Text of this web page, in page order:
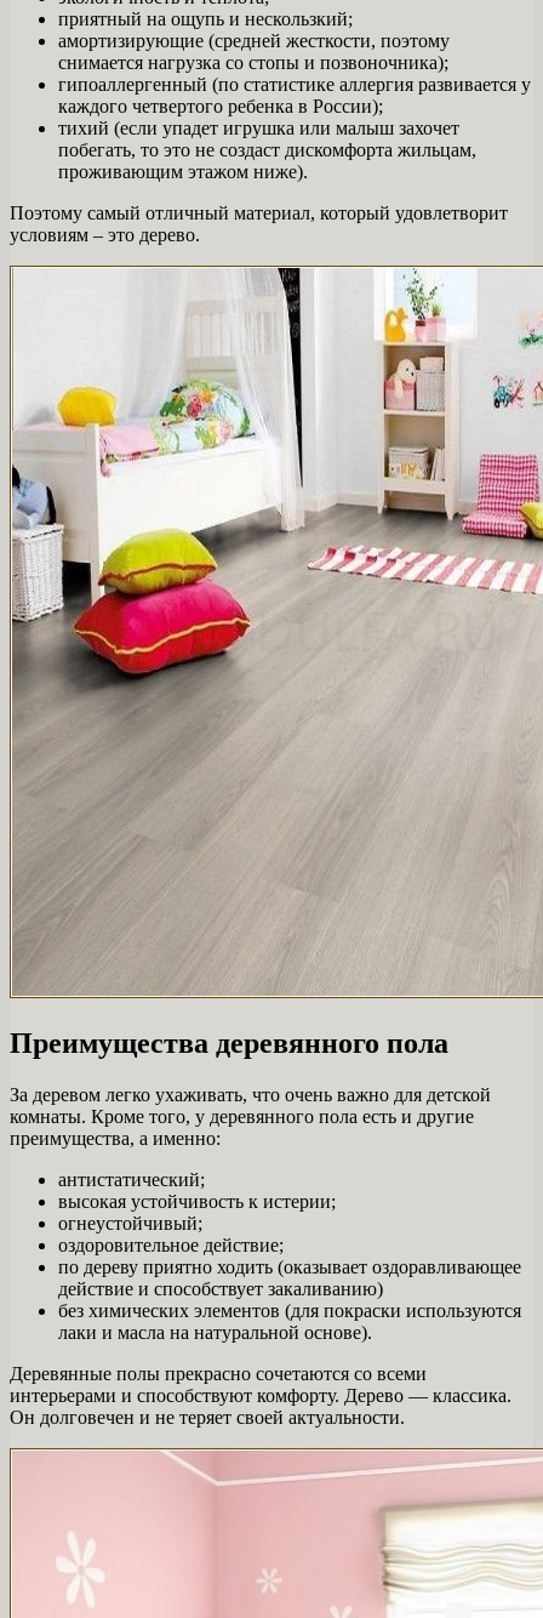
приятный на ощупь и нескользкий;
амортизирующие (средней жесткости, поэтому
снимается нагрузка со стопы и позвоночника);
гипоаллергенный (по статистике аллергия развивается у
каждого четвертого ребенка в России);
тихий (если упадет игрушка или малыш захочет
побегать, то это не создаст дискомфорта жильцам,
проживающим этажом ниже).
Поэтому самый отличный материал, который удовлетворит
условиям – это дерево.
Преимущества деревянного пола
За деревом легко ухаживать, что очень важно для детской
комнаты. Кроме того, у деревянного пола есть и другие
преимущества, а именно:
антистатический;
высокая устойчивость к истерии;
огнеустойчивый;
оздоровительное действие;
по дереву приятно ходить (оказывает оздоравливающее
действие и способствует закаливанию)
без химических элементов (для покраски используются
лаки и масла на натуральной основе).
Деревянные полы прекрасно сочетаются со всеми
интерьерами и способствуют комфорту. Дерево — классика.
Он долговечен и не теряет своей актуальности.